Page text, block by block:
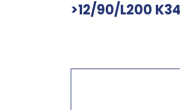
>12/90/L200